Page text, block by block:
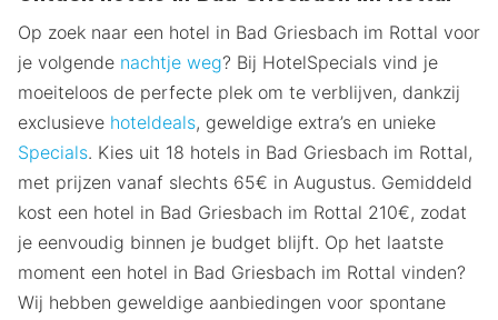
Op zoek naar een hotel in Bad Griesbach im Rottal voor
je volgende nachtje weg? Bij HotelSpecials vind je
moeiteloos de perfecte plek om te verblijven, dankzij
exclusieve hoteldeals, geweldige extra’s en unieke
Specials. Kies uit 18 hotels in Bad Griesbach im Rottal,
met prijzen vanaf slechts 65€ in Augustus. Gemiddeld
kost een hotel in Bad Griesbach im Rottal 210€, zodat
je eenvoudig binnen je budget blijft. Op het laatste
moment een hotel in Bad Griesbach im Rottal vinden?
Wij hebben geweldige aanbiedingen voor spontane